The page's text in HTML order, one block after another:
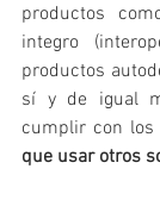
productos
integro
productos
sí y de igual
cumplir con los
que usar otros